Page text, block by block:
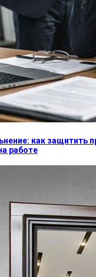
как защитить
работе